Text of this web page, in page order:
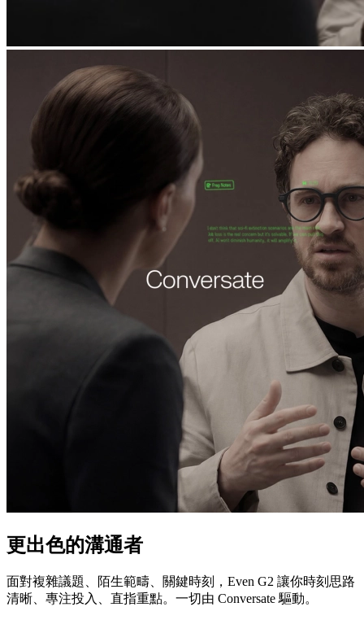
更出色的溝通者
面對複雜議題、陌生範疇、關鍵時刻，Even G2 讓你時刻思路
清晰、專注投入、直指重點。一切由 Conversate 驅動。